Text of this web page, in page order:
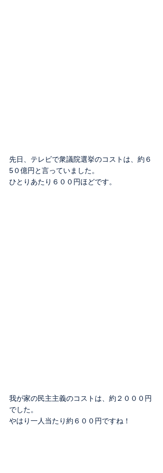
先日、テレビで衆議院選挙のコストは、約６
5０億円と言っていました。
ひとりあたり６００円ほどです。
我が家の民主主義のコストは、約２０００円
でした。
やはり一人当たり約６００円ですね！